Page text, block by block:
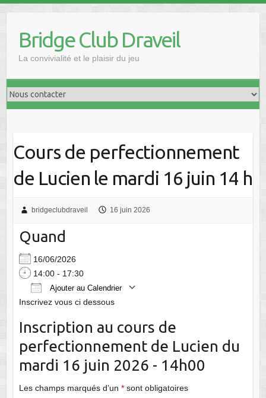
contentBridge Club Draveil
La convivialité et le plaisir du jeu
Cours de perfectionnement
de Lucien le mardi 16 juin 14 h
bridgeclubdraveil 16 juin 2026
Quand
16/06/2026
14:00 - 17:30
Ajouter au Calendrier
Télécharger ICS
Inscrivez vous ci dessous
Inscription au cours de
perfectionnement de Lucien du
mardi 16 juin 2026 - 14h00
Les champs marqués d’un *sont obligatoires